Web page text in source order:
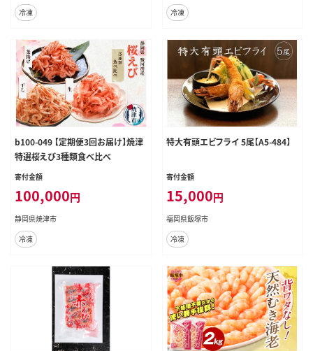
冷凍
冷凍
b100-049 【定期便3回お届け】焼津
特選桜えび3種類食べ比べ
寄付金額
100,000円
静岡県焼津市
冷凍
特大有頭エビフライ 5尾【A5-484】
寄付金額
15,000円
福岡県飯塚市
冷凍